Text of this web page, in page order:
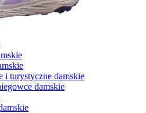
i turystyczne damskie
damskie